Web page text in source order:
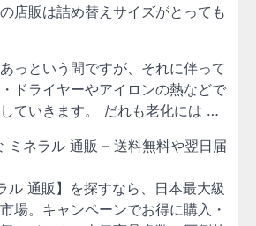
店販は詰め替えサイズがとっても
っという間ですが、それに伴って
ドライヤーやアイロンの熱などで
ていきます。 だれも老化には …
ミネラル 通販 – 送料無料や翌日届
ル 通販】を探すなら、日本最大級
場。キャンペーンでお得に購入・